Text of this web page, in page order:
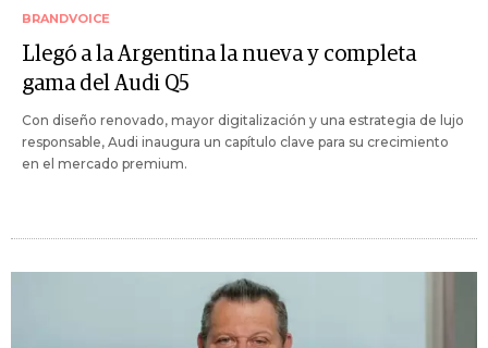
BRANDVOICE
Llegó a la Argentina la nueva y completa
gama del Audi Q5
Con diseño renovado, mayor digitalización y una estrategia de lujo
responsable, Audi inaugura un capítulo clave para su crecimiento
en el mercado premium.